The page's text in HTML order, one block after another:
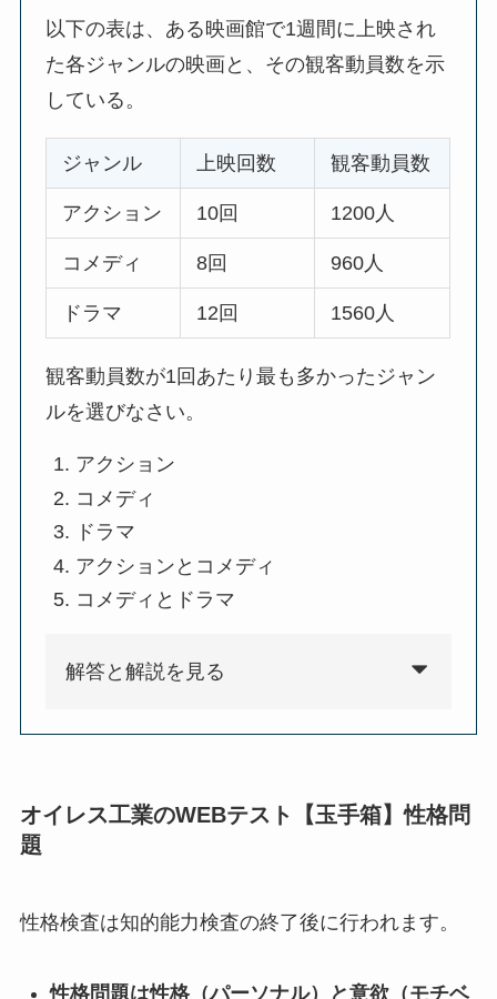
以下の表は、ある映画館で1週間に上映され
た各ジャンルの映画と、その観客動員数を示
している。
ジャンル 上映回数 観客動員数
アクション 10回 1200人
コメディ 8回 960人
ドラマ 12回 1560人
観客動員数が1回あたり最も多かったジャン
ルを選びなさい。
アクション
コメディ
ドラマ
アクションとコメディ
コメディとドラマ
解答と解説を見る
オイレス工業のWEBテスト【玉手箱】性格問
題
性格検査は知的能力検査の終了後に行われます。
性格問題は性格（パーソナル）と意欲（モチベ